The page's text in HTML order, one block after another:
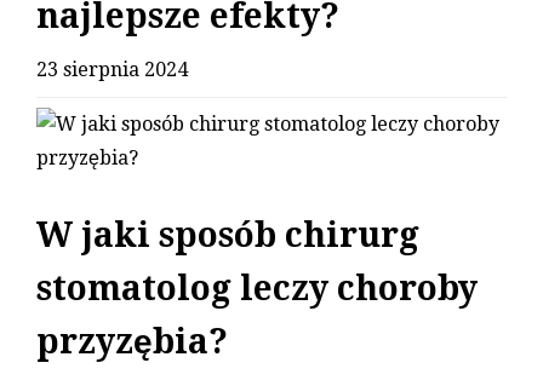
najlepsze efekty?
23 sierpnia 2024
W jaki sposób chirurg
stomatolog leczy choroby
przyzębia?